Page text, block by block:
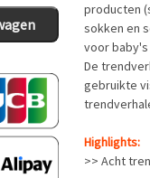
producten
sokken en
voor
De
gebruikte
Highlights:
>> Acht